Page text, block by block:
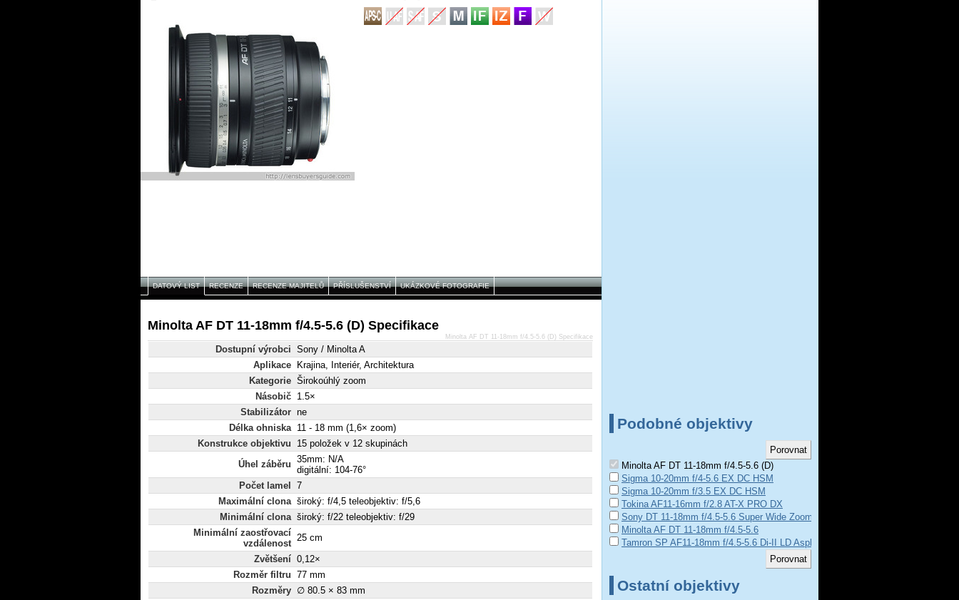
DATOVÝ LIST RECENZE RECENZE MAJITELŮ PŘÍSLUŠENSTVÍ UKÁZKOVÉ FOTOGRAFIE
Minolta AF DT 11-18mm f/4.5-5.6 (D) Specifikace
Dostupní výrobci Sony / Minolta A
Aplikace
Krajina, Interiér, Architektura
Kategorie Širokoúhlý zoom
Násobič 1.5×
Stabilizátor ne
Délka ohniska 11 - 18 mm (1,6× zoom)
Konstrukce objektivu
15 položek v 12 skupinách
Úhel záběru 35mm: N/A
digitální: 104-76°
Počet lamel
7
Maximální clona široký: f/4,5 teleobjektiv: f/5,6
Minimální clona široký: f/22 teleobjektiv: f/29
Minimální zaostřovací
vzdálenost
25 cm
Zvětšení 0,12×
Rozměr filtru 77 mm
Rozměry ∅ 80.5 × 83 mm
Minolta AF DT 11-18mm f/4.5-5.6 (D) Specifikace
Podobné objektivy
Minolta AF DT 11-18mm f/4.5-5.6 (D)
Sigma 10-20mm f/4-5.6 EX DC HSM
Sigma 10-20mm f/3.5 EX DC HSM
Tokina AF11-16mm f/2.8 AT-X PRO DX
Sony DT 11-18mm f/4.5-5.6 Super Wide Zoom Lens
Minolta AF DT 11-18mm f/4.5-5.6
Tamron SP AF11-18mm f/4.5-5.6 Di-II LD Aspherical
Ostatní objektivy